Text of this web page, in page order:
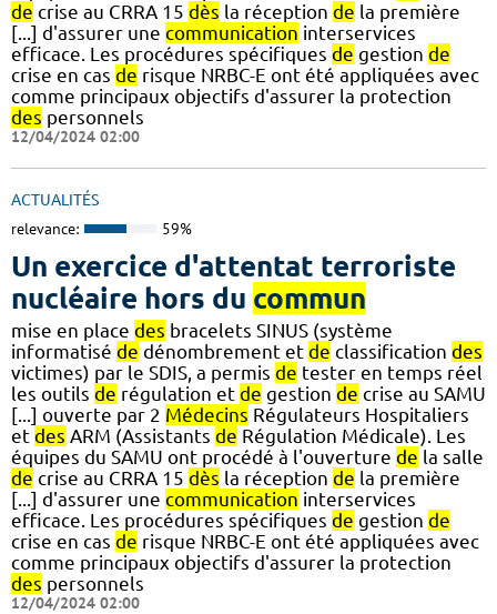
de crise au CRRA 15 dès la réception de la première
[...] d'assurer une communication interservices
efficace. Les procédures spécifiques de gestion de
crise en cas de risque NRBC-E ont été appliquées avec
comme principaux objectifs d'assurer la protection
des personnels
12/04/2024 02:00
ACTUALITÉS
relevance: 59%
Un exercice d'attentat terroriste
nucléaire hors du commun
mise en place des bracelets SINUS (système
informatisé de dénombrement et de classification des
victimes) par le SDIS, a permis de tester en temps réel
les outils de régulation et de gestion de crise au SAMU
[...] ouverte par 2 Médecins Régulateurs Hospitaliers
et des ARM (Assistants de Régulation Médicale). Les
équipes du SAMU ont procédé à l'ouverture de la salle
de crise au CRRA 15 dès la réception de la première
[...] d'assurer une communication interservices
efficace. Les procédures spécifiques de gestion de
crise en cas de risque NRBC-E ont été appliquées avec
comme principaux objectifs d'assurer la protection
des personnels
12/04/2024 02:00